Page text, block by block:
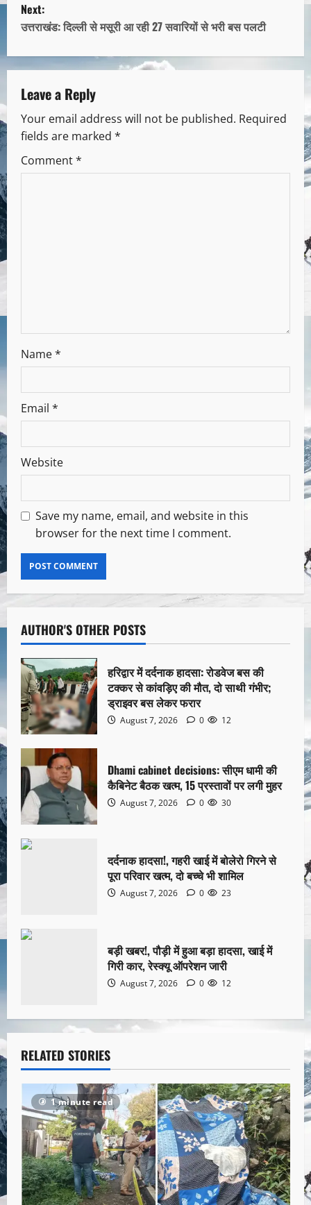
Next:
उत्तराखंड: दिल्ली से मसूरी आ रही 27 सवारियों से भरी बस पलटी
Leave a Reply
Your email address will not be published. Required
fields are marked *
Comment*
Name*
Email *
Website
Save my name, email, and website in this
browser for the next time I comment.
AUTHOR'S OTHER POSTS
हरिद्वार में दर्दनाक हादसा: रोडवेज बस की
टक्कर से कांवड़िए की मौत, दो साथी गंभीर;
ड्राइवर बस लेकर फरार
August 7, 2026 0 12
Dhami cabinet decisions: सीएम धामी की
कैबिनेट बैठक खत्म, 15 प्रस्तावों पर लगी मुहर
August 7, 2026 0 30
दर्दनाक हादसा!, गहरी खाई में बोलेरो गिरने से
पूरा परिवार खत्म, दो बच्चे भी शामिल
August 7, 2026 0 23
बड़ी खबर!, पौड़ी में हुआ बड़ा हादसा, खाई में
गिरी कार, रेस्क्यू ऑपरेशन जारी
August 7, 2026 0 12
RELATED STORIES
1 minute read